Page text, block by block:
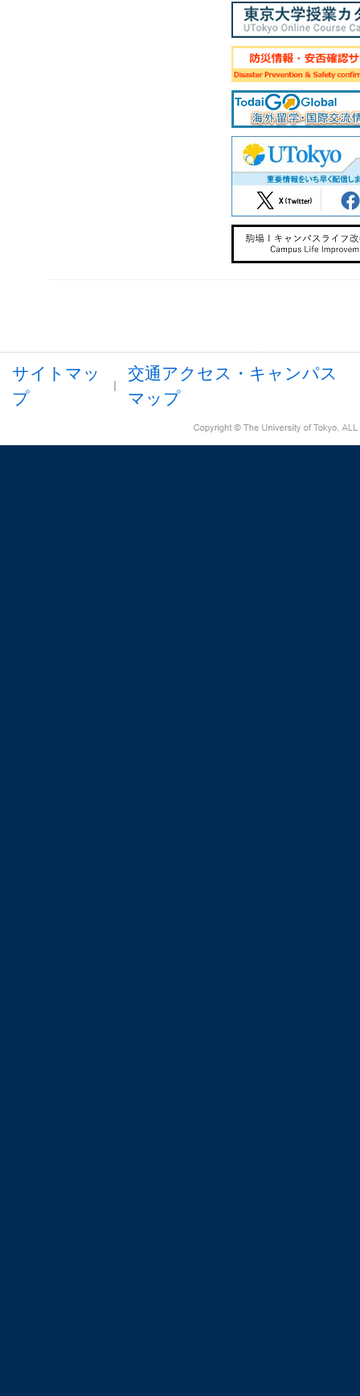
サイトマッ
プ
交通アクセス・キャンパス
マップ